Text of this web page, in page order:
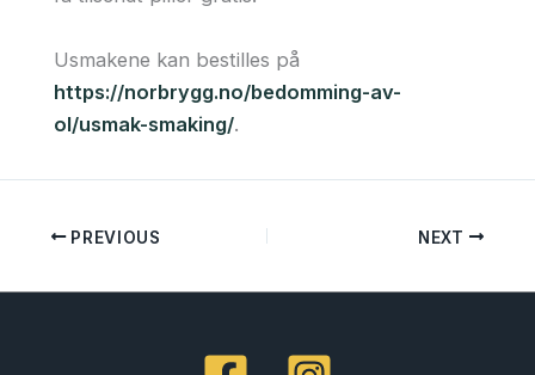
Usmakene kan bestilles på
https://norbrygg.no/bedomming-av-
ol/usmak-smaking/.
PREVIOUS NEXT